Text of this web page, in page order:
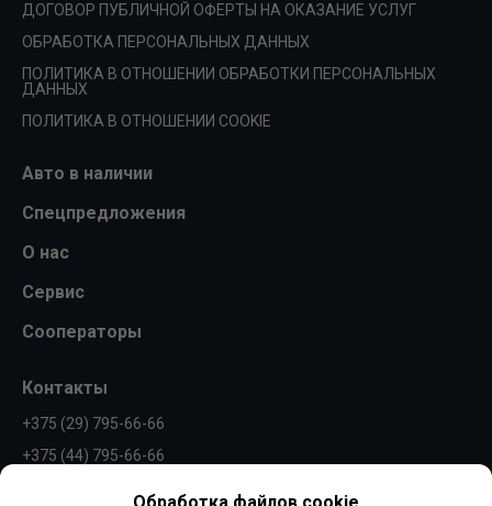
ДОГОВОР ПУБЛИЧНОЙ ОФЕРТЫ НА ОКАЗАНИЕ УСЛУГ
ОБРАБОТКА ПЕРСОНАЛЬНЫХ ДАННЫХ
ПОЛИТИКА В ОТНОШЕНИИ ОБРАБОТКИ ПЕРСОНАЛЬНЫХ
ДАННЫХ
ПОЛИТИКА В ОТНОШЕНИИ COOKIE
Авто в наличии
Спецпредложения
О нас
Сервис
Сооператоры
Контакты
+375 (29) 795-66-66
+375 (44) 795-66-66